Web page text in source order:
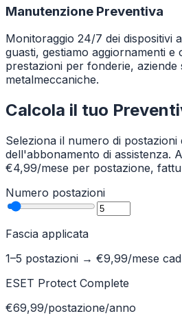
Manutenzione Preventiva
Monitoraggio 24/7 dei dispositivi
guasti, gestiamo aggiornamenti e
prestazioni per fonderie, aziende
metalmeccaniche.
Calcola il tuo
Seleziona il numero di
dell'abbonamento di assistenza.
€4,99/mese per postazione,
Numero postazioni
Fascia applicata
1–5 postazioni → €9,99/mese
ESET Protect Complete
€69,99/postazione/anno